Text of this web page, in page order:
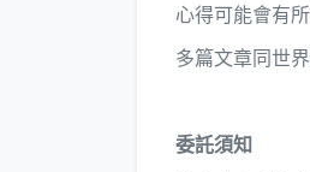
心得可能會有
多篇文章同世
委託須知